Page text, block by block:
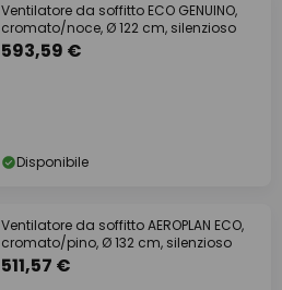
Ventilatore da soffitto ECO GENUINO,
cromato/noce, Ø 122 cm, silenzioso
593,59 €
Disponibile
Ventilatore da soffitto AEROPLAN ECO,
cromato/pino, Ø 132 cm, silenzioso
511,57 €